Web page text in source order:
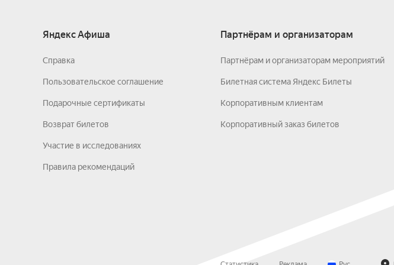
Яндекс Афиша
Справка
Пользовательское соглашение
Подарочные сертификаты
Возврат билетов
Участие в исследованиях
Правила рекомендаций
Партнёрам и организаторам
Партнёрам и организаторам мероприятий
Билетная система Яндекс Билеты
Корпоративным клиентам
Корпоративный заказ билетов